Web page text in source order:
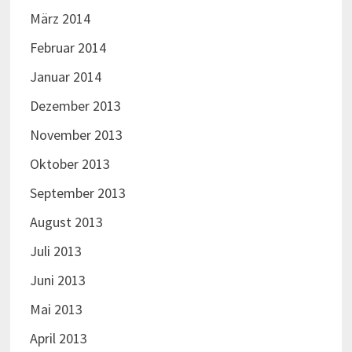
März 2014
Februar 2014
Januar 2014
Dezember 2013
November 2013
Oktober 2013
September 2013
August 2013
Juli 2013
Juni 2013
Mai 2013
April 2013